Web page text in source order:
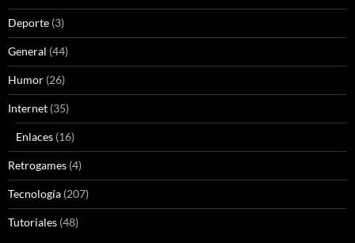
Deporte (3)
General (44)
Humor (26)
Internet (35)
Enlaces (16)
Retrogames (4)
Tecnología (207)
Tutoriales (48)